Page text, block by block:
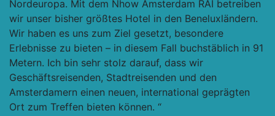
Nordeuropa. Mit dem Nhow Amsterdam RAI betreiben
wir unser bisher größtes Hotel in den Beneluxländern.
Wir haben es uns zum Ziel gesetzt, besondere
Erlebnisse zu bieten – in diesem Fall buchstäblich in 91
Metern. Ich bin sehr stolz darauf, dass wir
Geschäftsreisenden, Stadtreisenden und den
Amsterdamern einen neuen, international geprägten
Ort zum Treffen bieten können. “